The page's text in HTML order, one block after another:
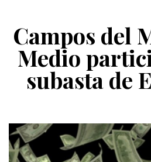
Campos del
Medio
subasta de